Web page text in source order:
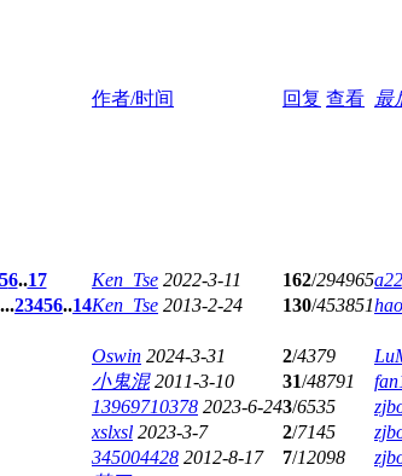
作者/时间 回复 查看 最
6..17 Ken_Tse 2022-3-11 162/294965
...23456..14Ken_Tse 2013-2-24 130/453851
Oswin 2024-3-31 2/4379
小鬼混 2011-3-10 31/48791
13969710378 2023-6-243/6535
xslxsl 2023-3-7 2/7145
345004428 2012-8-17 7/12098